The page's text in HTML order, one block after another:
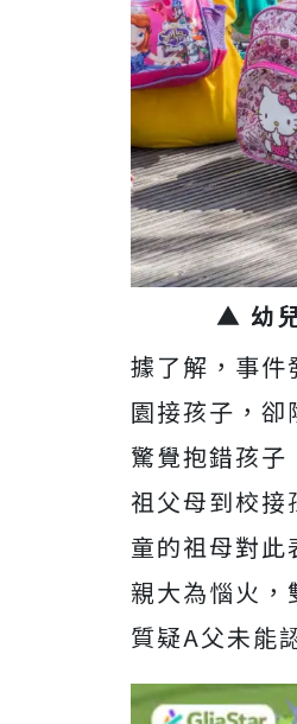
▲ 幼
據了解，事件
園接孩子，
驚覺抱錯孩
祖父母到校
童的祖母對
親大為惱火，
質疑A父未能